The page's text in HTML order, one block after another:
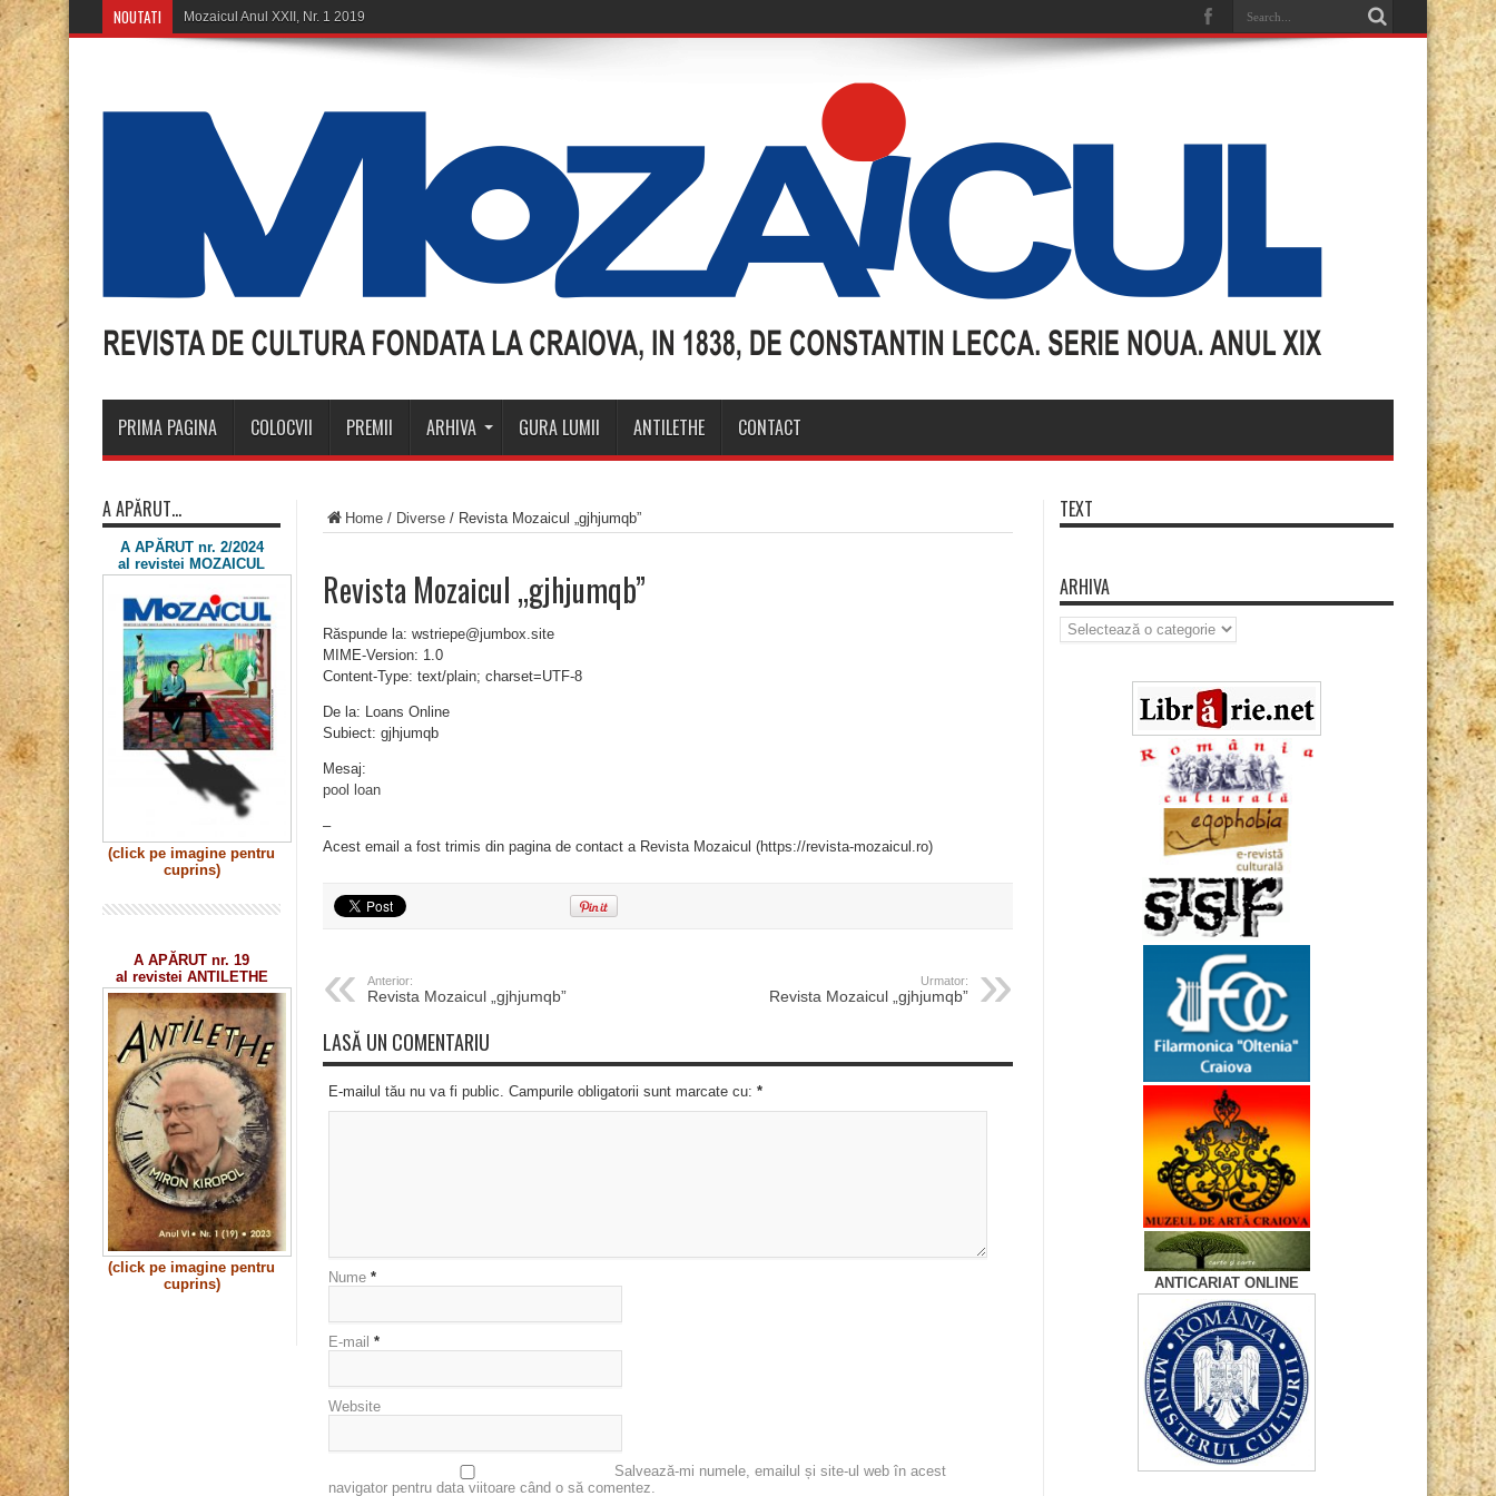
NOUTATI M
PRIMA PAGINA COLOCVII PREMII ARHIVA GURA LUMII ANTILETHE CONTACT
Home / Diverse / Revista Mozaicul „gjhjumqb”
Revista Mozaicul „gjhjumqb”
Răspunde la: wstriepe@jumbox.site
MIME-Version: 1.0
Content-Type: text/plain; charset=UTF-8
De la: Loans Online
Subiect: gjhjumqb
Mesaj:
pool loan
–
Acest email a fost trimis din pagina de contact a Revista Mozaicul (https://revista-mozaicul.ro)
Anterior:
Revista Mozaicul „gjhjumqb”
Urmator:
Revista Mozaicul „gjhjumqb”
LASĂ UN COMENTARIU
E-mailul tău nu va fi public. Campurile obligatorii sunt marcate cu: *
Nume *
E-mail *
Website
Salvează-mi numele, emailul și site-ul web în acest
navigator pentru data viitoare când o să comentez.
A APĂRUT…
A APĂRUT nr. 2/2024
al revistei MOZAICUL
(click pe imagine pentru
cuprins)
A APĂRUT nr. 19
al revistei ANTILETHE
(click pe imagine pentru
cuprins)
TEXT
ARHIVA
Arhiva
ANTICARIAT ONLINE